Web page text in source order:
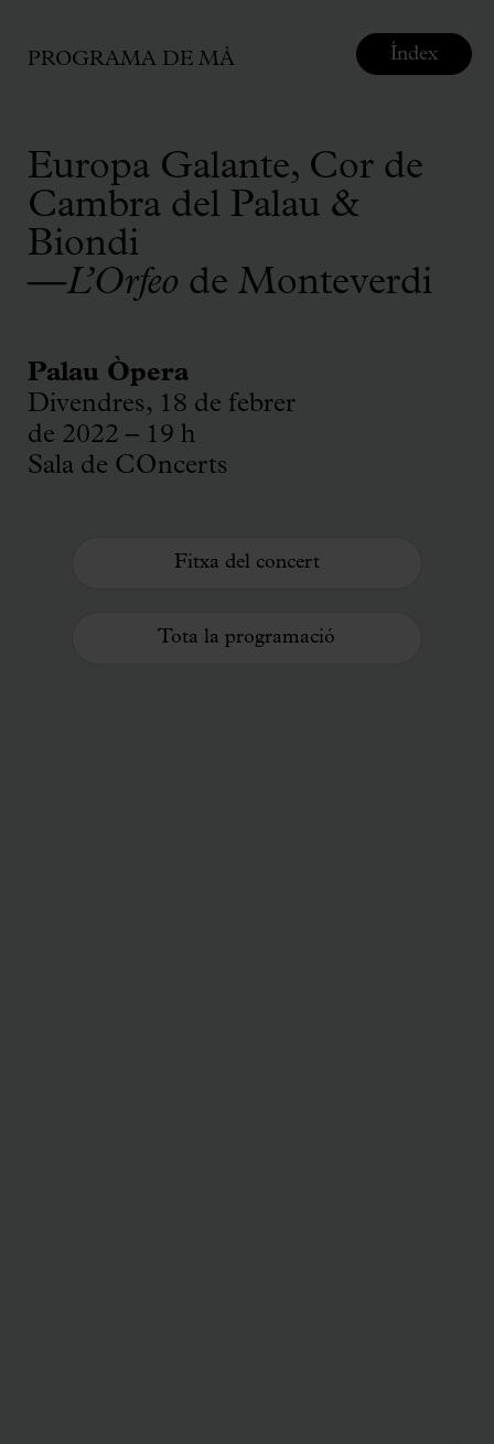
PROGRAMA DE MÀ
Europa Galante, Cor de
Cambra del Palau &
Biondi
—L’Orfeo de Monteverdi
Palau Òpera
Divendres, 18 de febrer
de 2022 – 19 h
Sala de COncerts
Fitxa del concert
Tota la programació
Índex